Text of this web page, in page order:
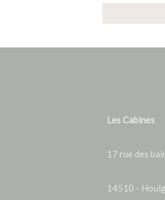
Les Cabines
17 rue des
14510 -